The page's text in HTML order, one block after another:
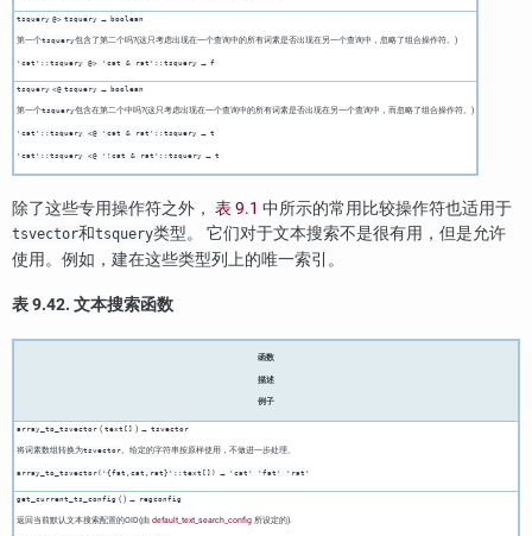
tsquery @> tsquery→ boolean
第一个tsquery包含了第二个吗?(这只考虑出现在一个查询中的所有词素是否出现在另一个查询中，忽略了组合操作符。)
'cat'::tsquery @> 'cat & rat'::tsquery→ f
tsquery <@ tsquery→ boolean
第一个tsquery包含在第二个中吗?(这只考虑出现在一个查询中的所有词素是否出现在另一个查询中，而忽略了组合操作符。)
'cat'::tsquery <@ 'cat & rat'::tsquery→ t
'cat'::tsquery <@ '!cat & rat'::tsquery→ t
除了这些专用操作符之外， 表 9.1 中所示的常用比较操作符也适用于
tsvector和tsquery类型。 它们对于文本搜索不是很有用，但是允许
使用。例如，建在这些类型列上的唯一索引。
表 9.42. 文本搜索函数
函数
描述
例子
array_to_tsvector( text[] ) → tsvector
将词素数组转换为tsvector。给定的字符串按原样使用，不做进一步处理。
array_to_tsvector('{fat,cat,rat}'::text[]) → 'cat' 'fat' 'rat'
get_current_ts_config ( ) → regconfig
返回当前默认文本搜索配置的OID(由 default_text_search_config所设定的).